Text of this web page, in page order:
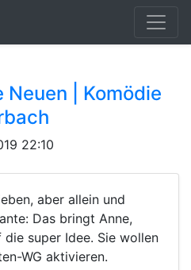
Neuen | Komödie
22:10
aber allein und
Das bringt Anne,
super Idee. Sie wollen
WG aktivieren.